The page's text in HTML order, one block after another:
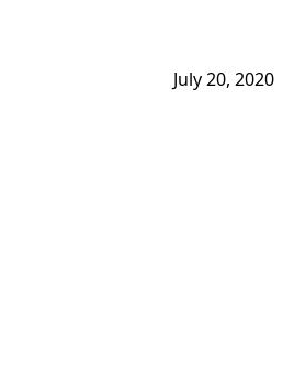
July 20, 2020